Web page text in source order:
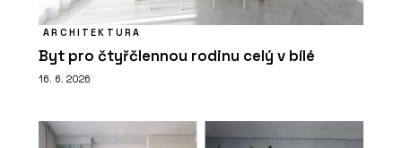
ARCHITEKTURA
Byt pro čtyřčlennou rodinu celý v bílé
16. 6. 2026